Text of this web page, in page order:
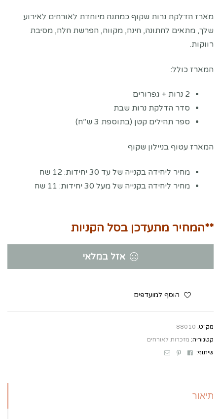
מארז הדלקת נרות שקוף כמתנה מיוחדת לאורחים לאירוע
שלך, מתאים לחתונה, חינה, מקווה, הפרשת חלה, מסיבת
רווקות.
המארז כולל:
2 נרות + גפרורים
סדר הדלקת נרות שבת
ספר תהילים קטן (בתוספת 3 ש”ח)
המארז עטוף בניילון שקוף
מחיר ליחידה בקנייה של עד 30 יחידות: 12 שח
מחיר ליחידה בקנייה של מעל 30 יחידות: 11 שח
**המחיר מתעדכן בסל הקניות
אזל במלאי
הוסף למועדפים
מק"ט: 88010
קטגוריה: מזכרות לאורחים
שיתוף:
Facebook
Pinterest
Email
תיאור